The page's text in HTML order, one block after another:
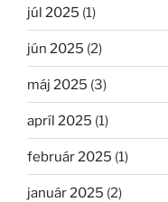
júl 2025 (1)
jún 2025 (2)
máj 2025 (3)
apríl 2025 (1)
február 2025 (1)
január 2025 (2)